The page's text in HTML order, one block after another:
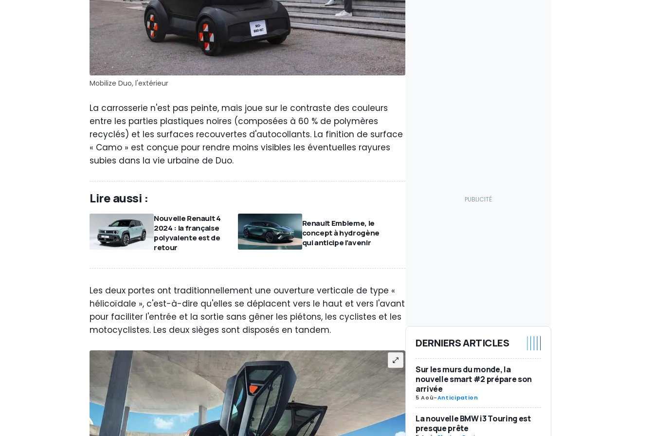
Mobilize Duo, l'extérieur
La carrosserie n'est pas peinte, mais joue sur le contraste des couleurs
entre les parties plastiques noires (composées à 60 % de polymères
recyclés) et les surfaces recouvertes d'autocollants. La finition de surface
« Camo » est conçue pour rendre moins visibles les éventuelles rayures
subies dans la vie urbaine de Duo.
Lire aussi :
Nouvelle Renault 4
2024 : la française
polyvalente est de
retour
Renault Embleme, le
concept à hydrogène
qui anticipe l'avenir
Les deux portes ont traditionnellement une ouverture verticale de type «
hélicoïdale », c'est-à-dire qu'elles se déplacent vers le haut et vers l'avant
pour faciliter l'entrée et la sortie sans gêner les piétons, les cyclistes et les
motocyclistes. Les deux sièges sont disposés en tandem.
DERNIERS ARTICLES
Sur les murs du monde, la
nouvelle smart #2 prépare son
arrivée
5 Aoû-Anticipation
La nouvelle BMW i3 Touring est
presque prête